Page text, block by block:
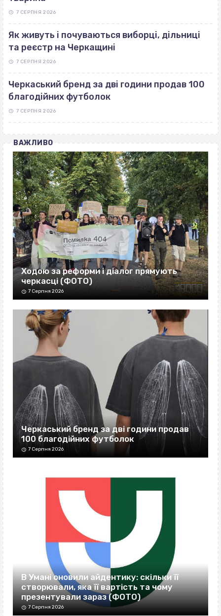
7 СЕРПНЯ 2026
Як живуть і почуваються виборці, дільниці
та реєстр на Черкащині
7 СЕРПНЯ 2026
Черкаський бренд за дві години продав 100
благодійних футболок
7 СЕРПНЯ 2026
ВАЖЛИВО
Ходою за реформи і діалог прямують
черкасці (ФОТО)
7 Серпня 2026
Черкаський бренд за дві години продав
100 благодійних футболок
7 Серпня 2026
В Умані оновили айдентику: скільки її
створювали, яка її вартість та чому
презентували зараз (ФОТО)
7 Серпня 2026